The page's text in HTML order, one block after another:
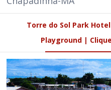
Torre do Sol Park
Playground |